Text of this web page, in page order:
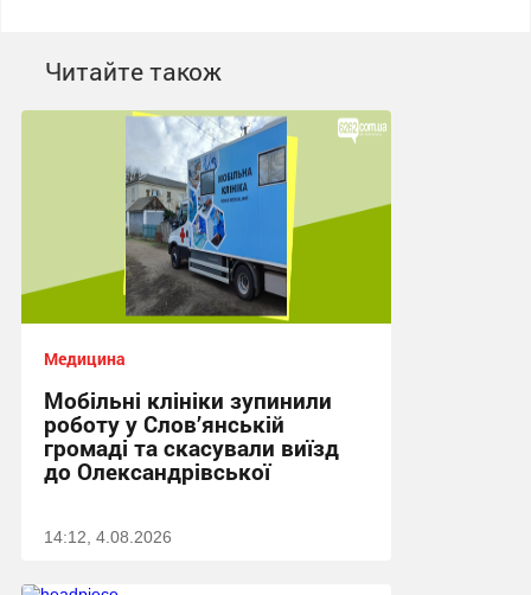
Читайте також
Медицина
Мобільні клініки зупинили
роботу у Слов’янській
громаді та скасували виїзд
до Олександрівської
14:12, 4.08.2026